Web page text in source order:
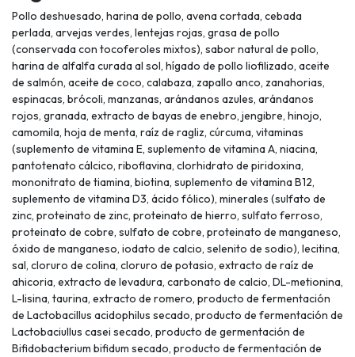
Pollo deshuesado, harina de pollo, avena cortada, cebada
perlada, arvejas verdes, lentejas rojas, grasa de pollo
(conservada con tocoferoles mixtos), sabor natural de pollo,
harina de alfalfa curada al sol, hígado de pollo liofilizado, aceite
de salmón, aceite de coco, calabaza, zapallo anco, zanahorias,
espinacas, brócoli, manzanas, arándanos azules, arándanos
rojos, granada, extracto de bayas de enebro, jengibre, hinojo,
camomila, hoja de menta, raíz de ragliz, cúrcuma, vitaminas
(suplemento de vitamina E, suplemento de vitamina A, niacina,
pantotenato cálcico, riboflavina, clorhidrato de piridoxina,
mononitrato de tiamina, biotina, suplemento de vitamina B12,
suplemento de vitamina D3, ácido fólico), minerales (sulfato de
zinc, proteinato de zinc, proteinato de hierro, sulfato ferroso,
proteinato de cobre, sulfato de cobre, proteinato de manganeso,
óxido de manganeso, iodato de calcio, selenito de sodio), lecitina,
sal, cloruro de colina, cloruro de potasio, extracto de raíz de
ahicoria, extracto de levadura, carbonato de calcio, DL-metionina,
L-lisina, taurina, extracto de romero, producto de fermentación
de Lactobacillus acidophilus secado, producto de fermentación de
Lactobaciullus casei secado, producto de germentación de
Bifidobacterium bifidum secado, producto de fermentación de